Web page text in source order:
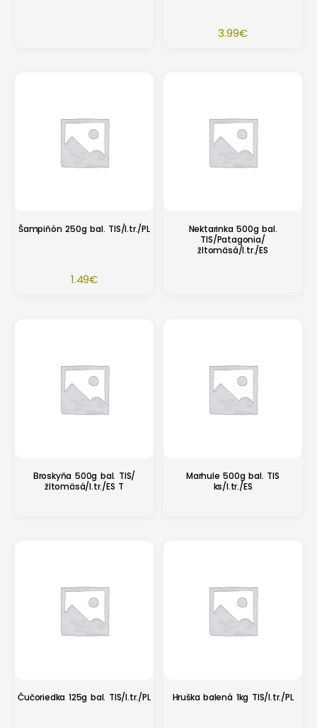
3.99€
Šampiňón 250g bal. TIS/I.tr./PL
1.49€
Nektarinka 500g bal.
TIS/Patagonia/
žltomäsá/I.tr./ES
Broskyňa 500g bal. TIS/
žltomäsá/I.tr./ES T
Marhule 500g bal. TIS
ks/I.tr./ES
Čučoriedka 125g bal. TIS/I.tr./PL Hruška balená 1kg TIS/I.tr./PL